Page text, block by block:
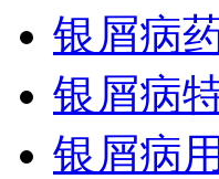
银屑病
银屑病
银屑病